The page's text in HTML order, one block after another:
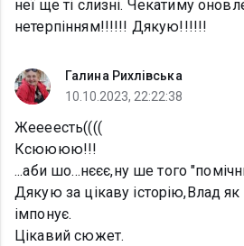
неї ще ті слизні. Чекатиму
нетерпінням!!!!!! Дякую!!!!!!
Галина Рихлівська
10.10.2023, 22:22:38
Жеееесть((((
Ксюююю!!!
...аби шо...нєєє,ну ше того
Дякую за цікаву історію,Влад
імпонує.
Цікавий сюжет.